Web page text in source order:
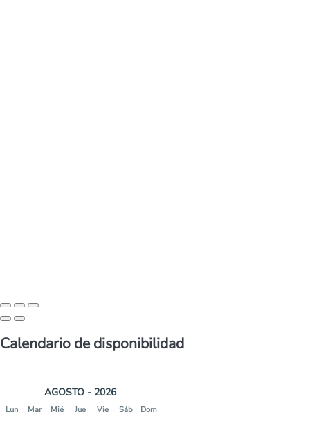
Calendario de disponibilidad
AGOSTO - 2026
Lun Mar Mié Jue Vie Sáb Dom